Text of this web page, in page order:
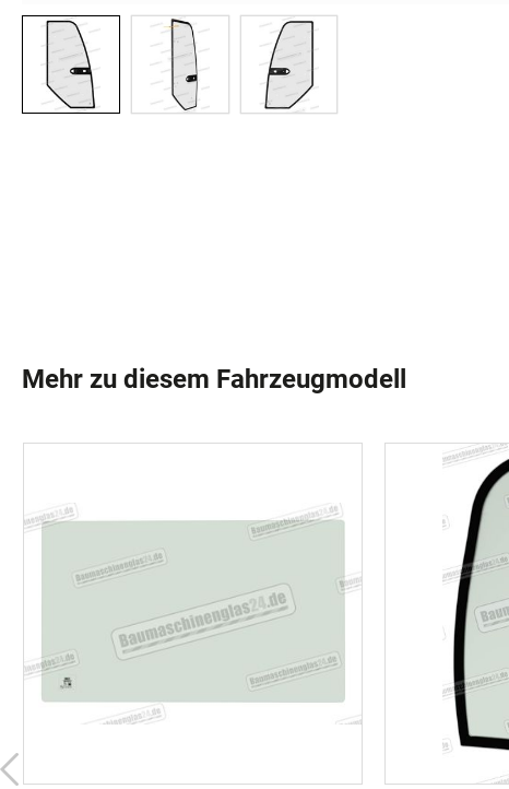
Mehr zu diesem Fahrzeugmodell